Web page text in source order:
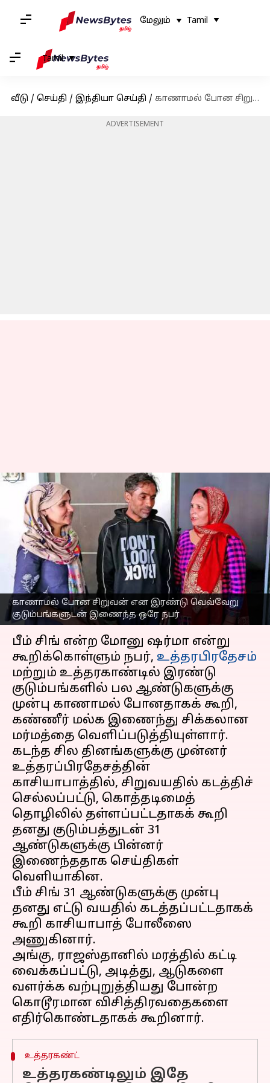
மேலும் Tamil
Tamil
வீடு / செய்தி / இந்தியா செய்தி / காணாமல் போன சிறுவன் என இரண்டு வெவ்வேறு குடும்பங்களுடன் இணைந்த ஒரே நபர்; குழம்பிய காவல்துறை
ADVERTISEMENT
காணாமல் போன சிறுவன் என இரண்டு வெவ்வேறு
குடும்பங்களுடன் இணைந்த ஒரே நபர்
காணாமல் போன சிறுவன்
என இரண்டு வெவ்வேறு
குடும்பங்களுடன்
இணைந்த ஒரே நபர்;
குழம்பிய காவல்துறை
எழுதியவர் Sekar Chinnappan Dec 01, 2024 03:02 pm
செய்தி முன்னோட்டம்
பீம் சிங் என்ற மோனு ஷர்மா என்று
கூறிக்கொள்ளும் நபர், உத்தரபிரதேசம்
மற்றும் உத்தரகாண்டில் இரண்டு
குடும்பங்களில் பல ஆண்டுகளுக்கு
முன்பு காணாமல் போனதாகக் கூறி,
கண்ணீர் மல்க இணைந்து சிக்கலான
மர்மத்தை வெளிப்படுத்தியுள்ளார்.
கடந்த சில தினங்களுக்கு முன்னர்
உத்தரப்பிரதேசத்தின்
காசியாபாத்தில், சிறுவயதில் கடத்திச்
செல்லப்பட்டு, கொத்தடிமைத்
தொழிலில் தள்ளப்பட்டதாகக் கூறி
தனது குடும்பத்துடன் 31
ஆண்டுகளுக்கு பின்னர்
இணைந்ததாக செய்திகள்
வெளியாகின.
பீம் சிங் 31 ஆண்டுகளுக்கு முன்பு
தனது எட்டு வயதில் கடத்தப்பட்டதாகக்
கூறி காசியாபாத் போலீஸை
அணுகினார்.
அங்கு, ராஜஸ்தானில் மரத்தில் கட்டி
வைக்கப்பட்டு, அடித்து, ஆடுகளை
வளர்க்க வற்புறுத்தியது போன்ற
கொடூரமான விசித்திரவதைகளை
உத்தரகண்ட்
உத்தரகண்டிலும் இதே